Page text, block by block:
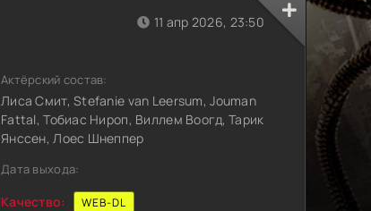
11 апр 2026, 23:50
Актёрский состав:
Лиса Смит, Stefanie van Leersum, Jouman
Fattal, Тобиас Нироп, Виллем Воогд, Тарик
Янссен, Лоес Шнеппер
Дата выхода:
Качество: WEB-DL